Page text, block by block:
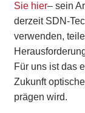
Sie hier– sein
derzeit SDN-
verwenden,
Für uns ist das
Zukunft
prägen wird.